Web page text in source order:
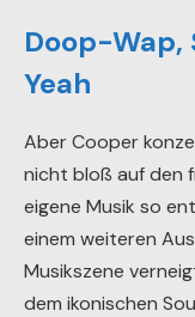
Doop-Wap,
Yeah
Aber Cooper
nicht bloß auf den
eigene Musik so
einem weiteren
Musikszene
dem ikonischen